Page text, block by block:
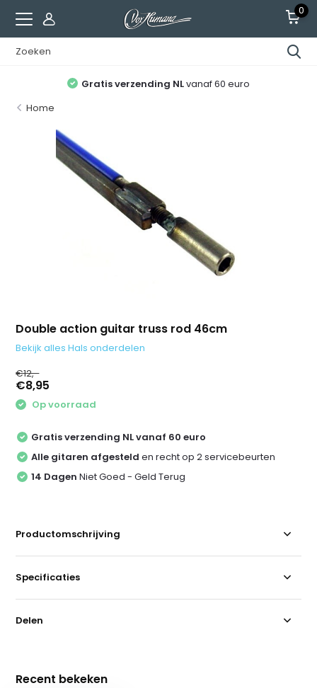
0
Gratis verzending NLvanaf 60 euro
Home
Double action guitar truss rod 46cm
Bekijk alles Hals onderdelen
€12,-
€8,95
Op voorraad
Gratis verzending NL vanaf 60 euro
Alle gitaren afgesteld en recht op 2 servicebeurten
14 Dagen Niet Goed - Geld Terug
Productomschrijving
Specificaties
Delen
Recent bekeken